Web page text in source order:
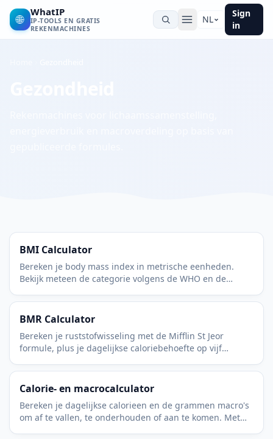
🌐
WhatIP
IP-TOOLS EN GRATIS
REKENMACHINES
NL
Sign
in
BMI Calculator
Bereken je body mass index in metrische eenheden.
Bekijk meteen de categorie volgens de WHO en de
BMR Calculator
Bereken je ruststofwisseling met de Mifflin St Jeor
formule, plus je dagelijkse caloriebehoefte op vijf
Calorie- en macrocalculator
Bereken je dagelijkse calorieen en de grammen macro's
om af te vallen, te onderhouden of aan te komen. Met